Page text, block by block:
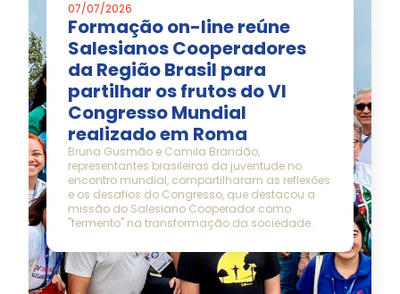
07/07/2026
Formação on-line reúne
Salesianos Cooperadores
da Região Brasil para
partilhar os frutos do VI
Congresso Mundial
realizado em Roma
Bruna Gusmão e Camila Brandão,
representantes brasileiras da juventude no
encontro mundial, compartilharam as reflexões
e os desafios do Congresso, que destacou a
missão do Salesiano Cooperador como
"fermento" na transformação da sociedade.